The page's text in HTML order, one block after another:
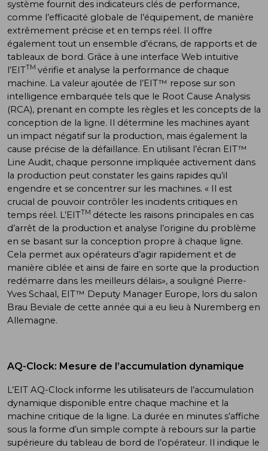
système fournit des indicateurs clés de performance,
comme l’efficacité globale de l’équipement, de manière
extrêmement précise et en temps réel. Il offre
également tout un ensemble d’écrans, de rapports et de
tableaux de bord. Grâce à une interface Web intuitive
l’EITTM vérifie et analyse la performance de chaque
machine. La valeur ajoutée de l’EIT™ repose sur son
intelligence embarquée tels que le Root Cause Analysis
(RCA), prenant en compte les règles et les concepts de la
conception de la ligne. Il détermine les machines ayant
un impact négatif sur la production, mais également la
cause précise de la défaillance. En utilisant l’écran EIT™
Line Audit, chaque personne impliquée activement dans
la production peut constater les gains rapides qu’il
engendre et se concentrer sur les machines. « Il est
crucial de pouvoir contrôler les incidents critiques en
temps réel. L’EITTM détecte les raisons principales en cas
d’arrêt de la production et analyse l’origine du problème
en se basant sur la conception propre à chaque ligne.
Cela permet aux opérateurs d’agir rapidement et de
manière ciblée et ainsi de faire en sorte que la production
redémarre dans les meilleurs délais», a souligné Pierre-
Yves Schaal, EIT™ Deputy Manager Europe, lors du salon
Brau Beviale de cette année qui a eu lieu à Nuremberg en
Allemagne.
AQ-Clock: Mesure de l’accumulation dynamique
L’EIT AQ-Clock informe les utilisateurs de l’accumulation
dynamique disponible entre chaque machine et la
machine critique de la ligne. La durée en minutes s’affiche
sous la forme d’un simple compte à rebours sur la partie
supérieure du tableau de bord de l’opérateur. Il indique le